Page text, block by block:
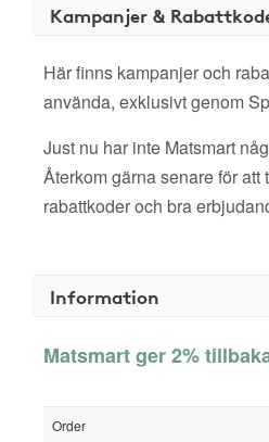
Kampanjer &
Här finns kampanjer och
använda, exklusivt genom
Just nu har inte Matsmart
Återkom gärna senare för att
rabattkoder och bra
Information
Matsmart ger 2%
Order